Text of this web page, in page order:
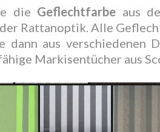
die Geflechtfarbe aus
Rattanoptik. Alle
dann aus verschiedenen
Markisentücher aus